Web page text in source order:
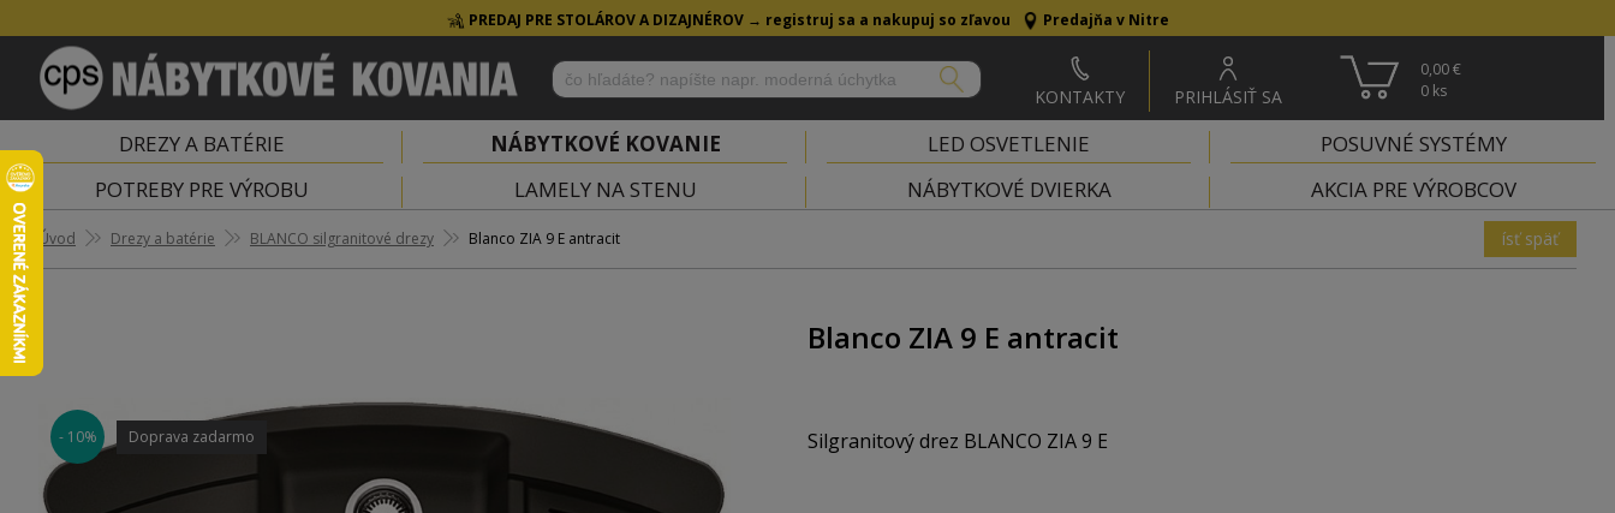
PREDAJ PRE STOLÁROV A DIZAJNÉROV → registruj sa a nakupuj so zľavou Predajňa v Nitre
KONTAKTY PRIHLÁSIŤ SA
0,00 €
0 ks
DREZY A BATÉRIE NÁBYTKOVÉ KOVANIE LED OSVETLENIE
POSUVNÉ SYSTÉMY
POTREBY PRE VÝROBU
LAMELY NA STENU NÁBYTKOVÉ DVIERKA AKCIA PRE VÝROBCOV
Úvod Drezy a batérie BLANCO silgranitové drezy Blanco ZIA 9 E antracit ísť späť
Blanco ZIA 9 E antracit
- 10% Doprava zadarmo Silgranitový drez BLANCO ZIA 9 E